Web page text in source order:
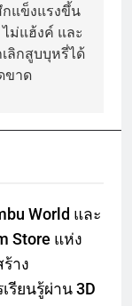
แข็งแรงขึ้น
ไม่แฮ้งค์ และ
ลิกสูบบุหรี่ได้
ขาด
World และ
Store แห่ง
าง
รียนรู้ผ่าน 3D